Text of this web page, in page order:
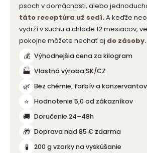
psoch v domácnosti, alebo
táto receptúra už sedí. A keďže
vydrží v suchu a chlade 12 mesiacov,
pokojne môžete nechať aj do zásoby.
💰 Výhodnejšia cena za kilogram
🏭 Vlastná výroba SK/CZ
🌿 Bez chémie, farbív a konzervantov
⭐ Hodnotenie 5,0 od zákazníkov
🚚 Doručenie 24–48h
🎁 Doprava nad 85 € zdarma
🧪 200 g vzorky na vyskúšanie